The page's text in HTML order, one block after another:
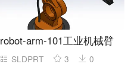
robot-arm-101工业机械臂
SLDPRT 3 0